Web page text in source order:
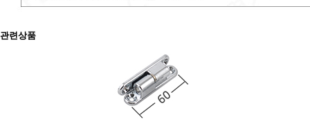
관련상품